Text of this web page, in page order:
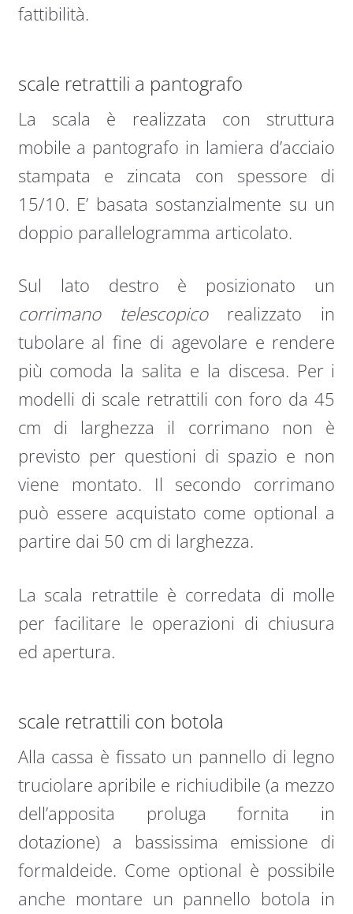
fattibilità.
scale retrattili a pantografo
La scala è realizzata con struttura
mobile a pantografo in lamiera d’acciaio
stampata e zincata con spessore di
15/10. E’ basata sostanzialmente su un
doppio parallelogramma articolato.
Sul lato destro è posizionato un
corrimano telescopicorealizzato in
tubolare al fine di agevolare e rendere
più comoda la salita e la discesa. Per i
modelli di scale retrattili con foro da 45
cm di larghezza il corrimano non è
previsto per questioni di spazio e non
viene montato. Il secondo corrimano
può essere acquistato come optional a
partire dai 50 cm di larghezza.
La scala retrattile è corredata di molle
per facilitare le operazioni di chiusura
ed apertura.
scale retrattili con botola
Alla cassa è fissato un pannello di legno
truciolare apribile e richiudibile (a mezzo
dell’apposita proluga fornita in
dotazione) a bassissima emissione di
formaldeide. Come optional è possibile
anche montare un pannello botola in